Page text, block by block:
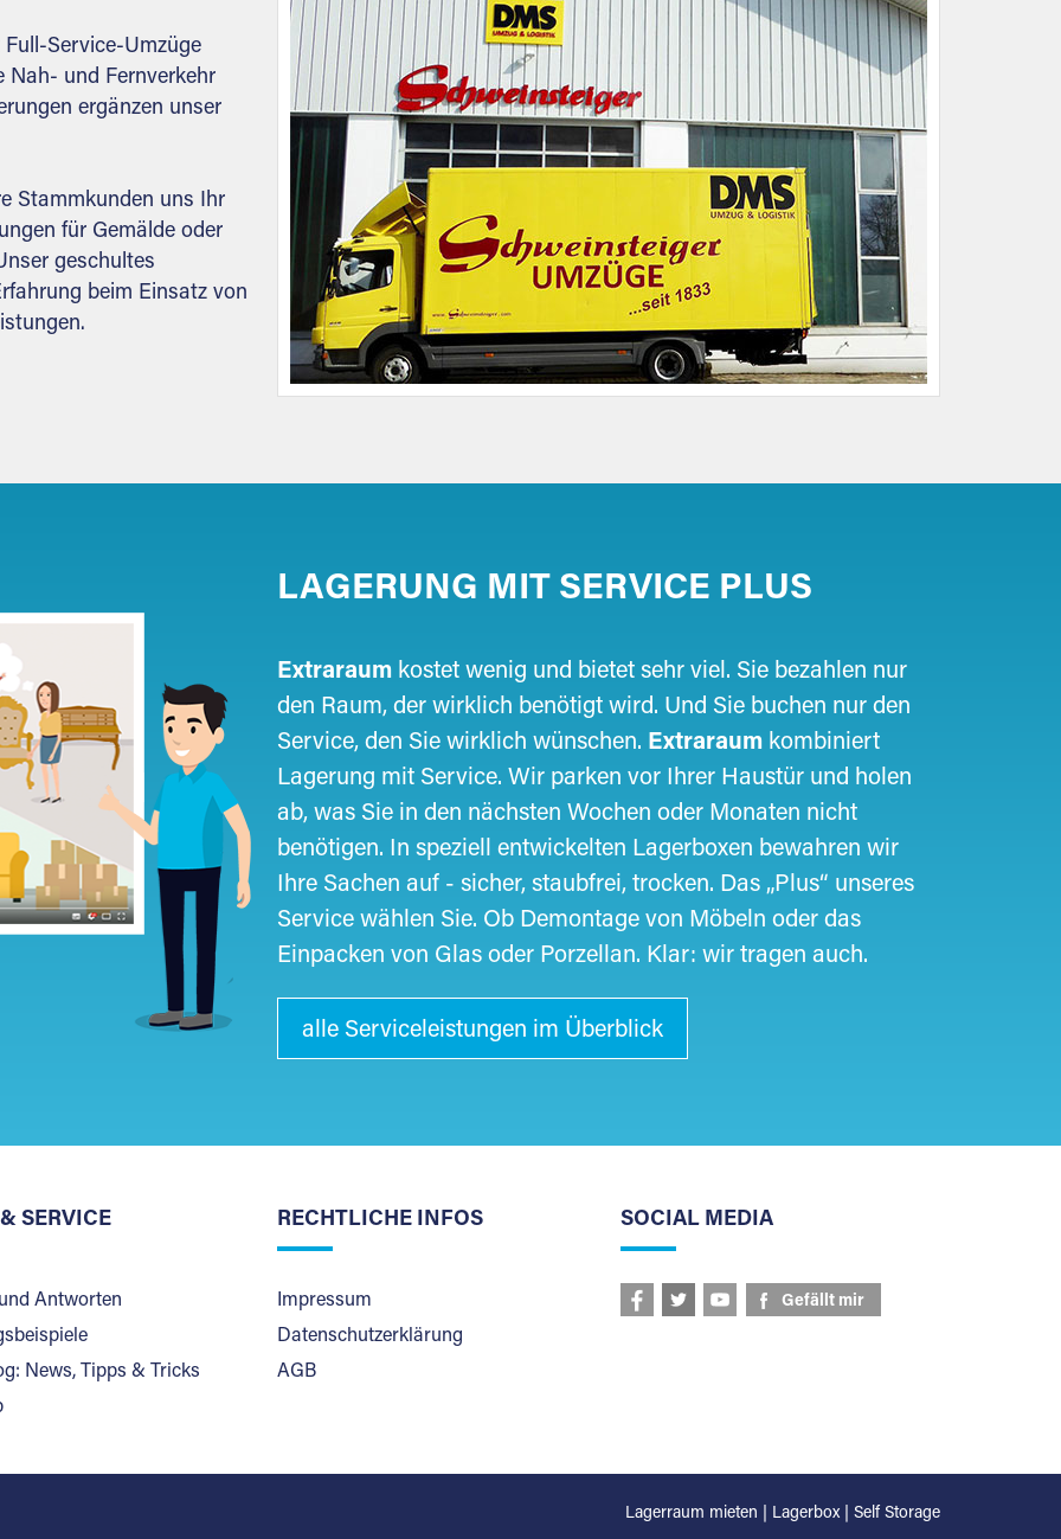
Service-Umzüge
Nah- und Fernverkehr
ergänzen unser
Stammkunden uns Ihr
für Gemälde oder
geschultes
beim Einsatz von
LAGERUNG MIT SERVICE PLUS
Extraraum kostet wenig und bietet sehr viel. Sie bezahlen nur
den Raum, der wirklich benötigt wird. Und Sie buchen nur den
Service, den Sie wirklich wünschen. Extraraum kombiniert
Lagerung mit Service. Wir parken vor Ihrer Haustür und holen
ab, was Sie in den nächsten Wochen oder Monaten nicht
benötigen. In speziell entwickelten Lagerboxen bewahren wir
Ihre Sachen auf - sicher, staubfrei, trocken. Das „Plus“ unseres
Service wählen Sie. Ob Demontage von Möbeln oder das
Einpacken von Glas oder Porzellan. Klar: wir tragen auch.
alle Serviceleistungen im Überblick
SERVICE
Antworten
News, Tipps & Tricks
RECHTLICHE INFOS
Impressum
Datenschutzerklärung
AGB
SOCIAL MEDIA
Gefällt mir
Lagerraum mieten Lagerbox Self Storage